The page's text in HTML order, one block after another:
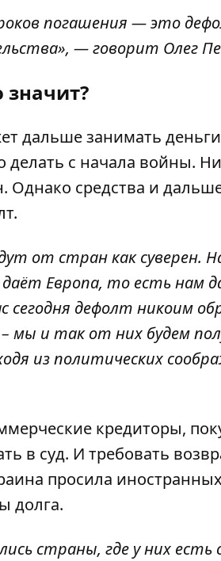
погашения — это
— говорит Олег
значит?
дальше занимать
делать с начала войны.
средства и
от стран как суверен.
Европа, то есть нам
сегодня дефолт никоим
мы и так от них будем
из политических
кредиторы,
в суд. И требовать
просила
долга.
страны, где у них есть